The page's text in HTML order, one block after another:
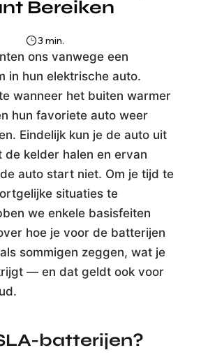
Bereiken
3 min.
ons vanwege een
in hun elektrische auto.
wanneer het buiten warmer
hun favoriete auto weer
Eindelijk kun je de auto uit
kelder halen en ervan
auto start niet. Om je tijd te
situaties te
we enkele basisfeiten
hoe je voor de batterijen
sommigen zeggen, wat je
— en dat geldt ook voor
batterijen?